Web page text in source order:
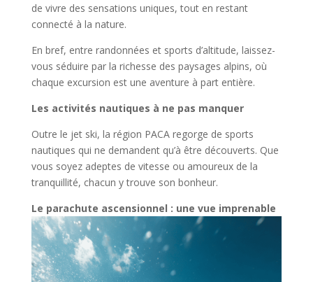
de vivre des sensations uniques, tout en restant
connecté à la nature.
En bref, entre randonnées et sports d’altitude, laissez-
vous séduire par la richesse des paysages alpins, où
chaque excursion est une aventure à part entière.
Les activités nautiques à ne pas manquer
Outre le jet ski, la région PACA regorge de sports
nautiques qui ne demandent qu’à être découverts. Que
vous soyez adeptes de vitesse ou amoureux de la
tranquillité, chacun y trouve son bonheur.
Le parachute ascensionnel : une vue imprenable